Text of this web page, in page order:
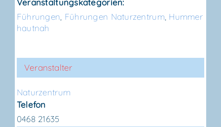
Veranstaltungskategorien:
Führungen Führungen Naturzentrum Hummer
hautnah
Veranstalter
Natur­zen­trum
Telefon
0468 21635